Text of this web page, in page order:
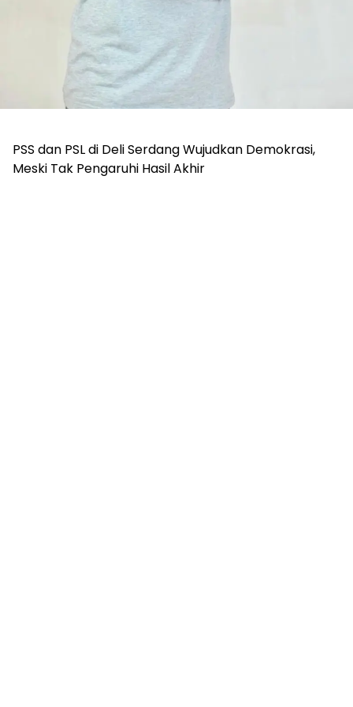
PSS dan PSL di Deli Serdang Wujudkan Demokrasi,
Meski Tak Pengaruhi Hasil Akhir